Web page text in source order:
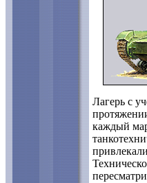
Лагерь с
каждый